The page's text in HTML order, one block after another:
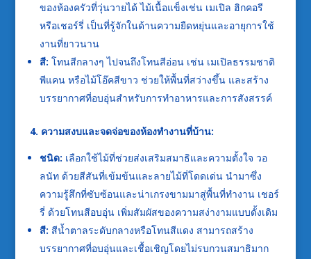
ของห้องครัวที่วุ่นวายได้ ไม้เนื้อแข็งเช่น เมเปิล ฮิกคอรี
หรือเชอร์รี่ เป็นที่รู้จักในด้านความยืดหยุ่นและอายุการใช้
งานที่ยาวนาน
สี: โทนสีกลางๆ ไปจนถึงโทนสีอ่อน เช่น เมเปิลธรรมชาติ
พีแคน หรือไม้โอ๊คสีขาว ช่วยให้พื้นที่สว่างขึ้น และสร้าง
บรรยากาศที่อบอุ่นสำหรับการทำอาหารและการสังสรรค์
4. ความสงบและจดจ่อของห้องทำงานที่บ้าน:
ชนิด: เลือกใช้ไม้ที่ช่วยส่งเสริมสมาธิและความตั้งใจ วอ
ลนัท ด้วยสีสันที่เข้มข้นและลายไม้ที่โดดเด่น นำมาซึ่ง
ความรู้สึกที่ซับซ้อนและน่าเกรงขามมาสู่พื้นที่ทำงาน เชอร์
รี่ ด้วยโทนสีอบอุ่น เพิ่มสัมผัสของความสง่างามแบบดั้งเดิม
สี: สีน้ำตาลระดับกลางหรือโทนสีแดง สามารถสร้าง
บรรยากาศที่อบอุ่นและเชื้อเชิญโดยไม่รบกวนสมาธิมาก